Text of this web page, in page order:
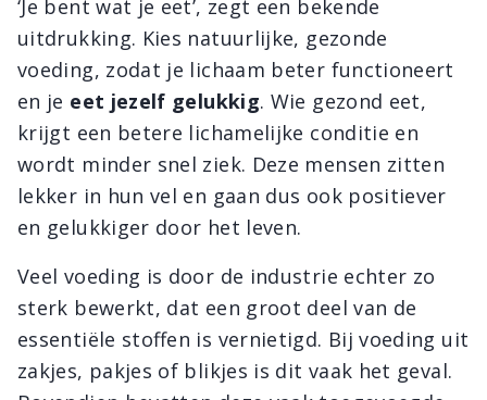
‘Je bent wat je eet’, zegt een bekende
uitdrukking. Kies natuurlijke, gezonde
voeding, zodat je lichaam beter functioneert
en je eet jezelf gelukkig. Wie gezond eet,
krijgt een betere lichamelijke conditie en
wordt minder snel ziek. Deze mensen zitten
lekker in hun vel en gaan dus ook positiever
en gelukkiger door het leven.
Veel voeding is door de industrie echter zo
sterk bewerkt, dat een groot deel van de
essentiële stoffen is vernietigd. Bij voeding uit
zakjes, pakjes of blikjes is dit vaak het geval.